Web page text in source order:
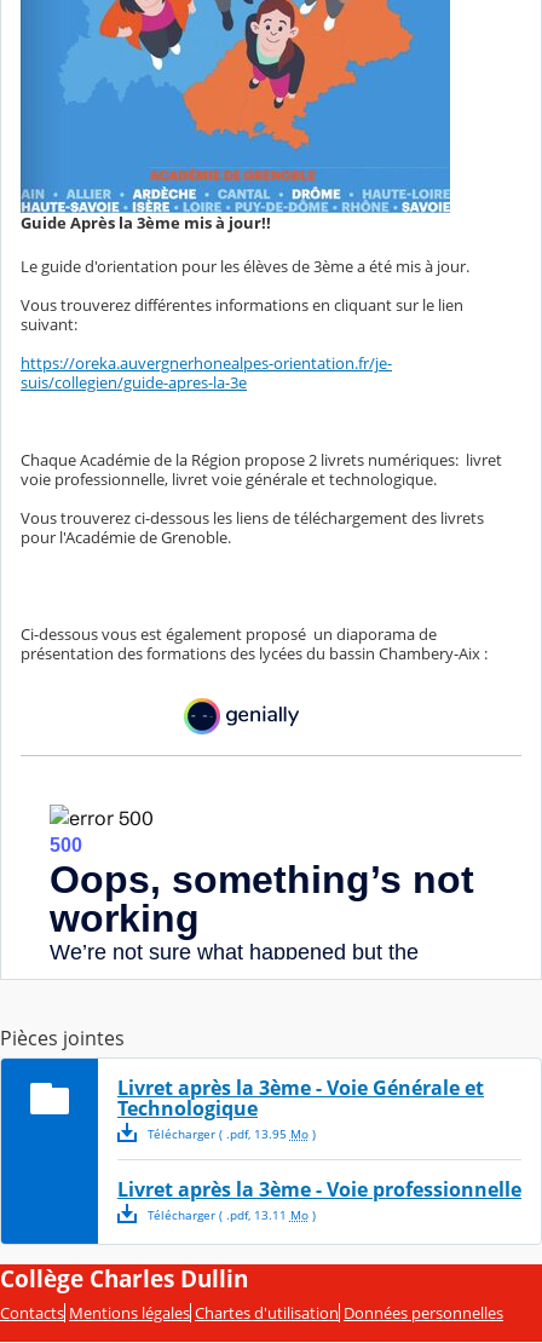
Guide Après la 3ème mis à jour!!
Le guide d'orientation pour les élèves de 3ème a été mis à jour.
Vous trouverez différentes informations en cliquant sur le lien
suivant:
https://oreka.auvergnerhonealpes-orientation.fr/je-
suis/collegien/guide-apres-la-3e
Chaque Académie de la Région propose 2 livrets numériques: livret
voie professionnelle, livret voie générale et technologique.
Vous trouverez ci-dessous les liens de téléchargement des livrets
pour l'Académie de Grenoble.
Ci-dessous vous est également proposé un diaporama de
présentation des formations des lycées du bassin Chambery-Aix :
Pièces jointes
Livret après la 3ème - Voie Générale et
Technologique
Télécharger( .pdf, 13.95 Mo)
Livret après la 3ème - Voie professionnelle
Télécharger( .pdf, 13.11 Mo)
Collège Charles Dullin
Contacts Mentions légales Chartes d'utilisation Données personnelles